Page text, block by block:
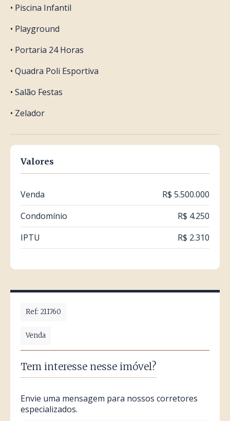
• Piscina Infantil
• Playground
• Portaria 24 Horas
• Quadra Poli Esportiva
• Salão Festas
• Zelador
Valores
Venda
R$ 5.500.000
Condomínio
R$ 4.250
IPTU
R$ 2.310
Ref: 211760
Venda
Tem interesse nesse imóvel?
Envie uma mensagem para nossos corretores
especializados.